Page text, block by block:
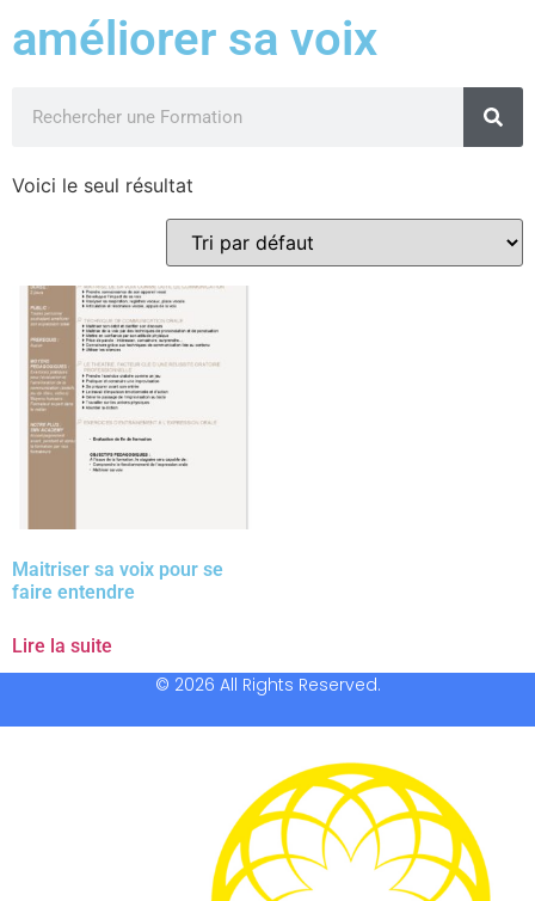
améliorer sa voix
Voici le seul résultat
Maitriser sa voix pour se
faire entendre
Lire la suite
© 2026 All Rights Reserved.